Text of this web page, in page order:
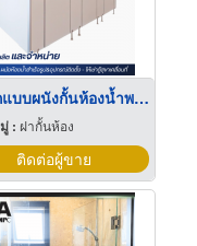
รับออกแบบผนังกั้นห้องน้ำพร้อมติดตั้ง
: ฝากั้นห้อง
ติดต่อผู้ขาย